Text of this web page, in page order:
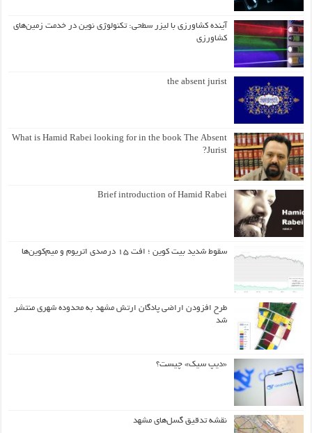
آینده کشاورزی با لیزر سطحی: تکنولوژی نوین در خدمت زمین‌های
کشاورزی
the absent jurist
What is Hamid Rabei looking for in the book The Absent
Jurist?
Brief introduction of Hamid Rabei
سقوط شدید بیت کوین ؛ افت ۱۵ درصدی اتریوم و میم‌کوین‌ها
طرح افزودن اراضی پادگان ارتش مشهد به محدوده شهری منتشر
شد
«دیپ سیک» چیست؟
نقشه تدقیق گسل‌های مشهد